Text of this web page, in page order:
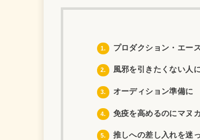
1. プロダクション・エー
2. 風邪を引きたくない人
3. オーディション準備に
4. 免疫を高めるのにマヌ
5. 推しへの差し入れを迷